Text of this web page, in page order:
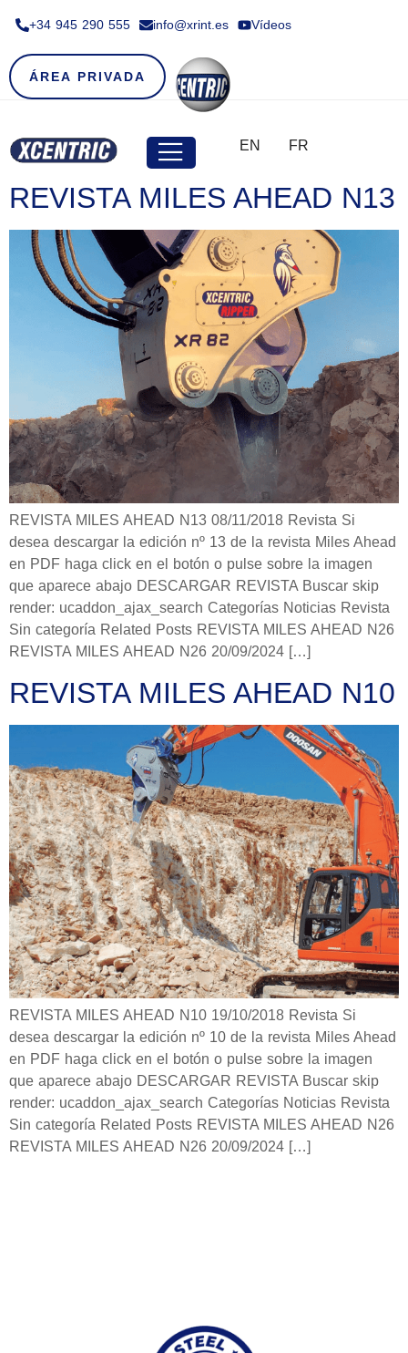
+34 945 290 555​ info@xrint.es Vídeos
ÁREA PRIVADA
EN FR
REVISTA MILES AHEAD N13
REVISTA MILES AHEAD N13 08/11/2018 Revista Si
desea descargar la edición nº 13 de la revista Miles Ahead
en PDF haga click en el botón o pulse sobre la imagen
que aparece abajo DESCARGAR REVISTA Buscar skip
render: ucaddon_ajax_search Categorías Noticias Revista
Sin categoría Related Posts REVISTA MILES AHEAD N26
REVISTA MILES AHEAD N26 20/09/2024 […]
REVISTA MILES AHEAD N10
REVISTA MILES AHEAD N10 19/10/2018 Revista Si
desea descargar la edición nº 10 de la revista Miles Ahead
en PDF haga click en el botón o pulse sobre la imagen
que aparece abajo DESCARGAR REVISTA Buscar skip
render: ucaddon_ajax_search Categorías Noticias Revista
Sin categoría Related Posts REVISTA MILES AHEAD N26
REVISTA MILES AHEAD N26 20/09/2024 […]